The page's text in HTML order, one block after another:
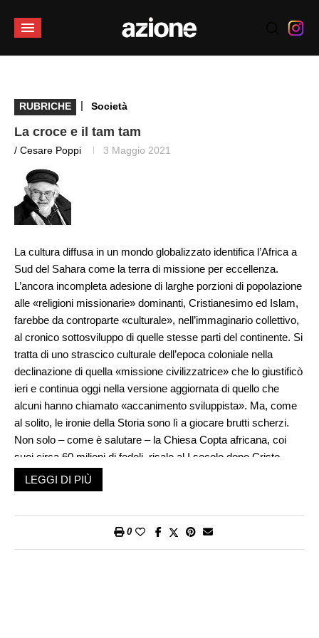
RUBRICHE | Società
La croce e il tam tam
/ Cesare Poppi 3 Maggio 2021
La cultura diffusa in un mondo globalizzato identifica l’Africa a
Sud del Sahara come la terra di missione per eccellenza.
L’ancora incompleta adesione di larghe porzioni di popolazione
alle «religioni missionarie» dominanti, Cristianesimo ed Islam,
farebbe da controparte «culturale», nell’immaginario collettivo,
al cronico sottosviluppo di quelle stesse parti del continente. Si
tratta di uno strascico culturale dell’epoca coloniale nella
declinazione di quella «missione civilizzatrice» che lo giustificò
ieri e continua oggi nella versione aggiornata di quello che
alcuni hanno chiamato «accanimento sviluppista». Ma, come
al solito, le ironie della Storia sono lì a giocare brutti scherzi.
Non solo – come è salutare – la Chiesa Copta africana, coi
suoi circa 60 milioni di fedeli, risale al I secolo dopo Cristo
essendo fondata sulla predicazione di Marco ai tempi di
Nerone, ma è sopravvissuta all’islamizzazione laddove l’intera
in un modo o nell’altro – nel giro di poco più di cinquant’anni
LEGGI DI PIÙ
0